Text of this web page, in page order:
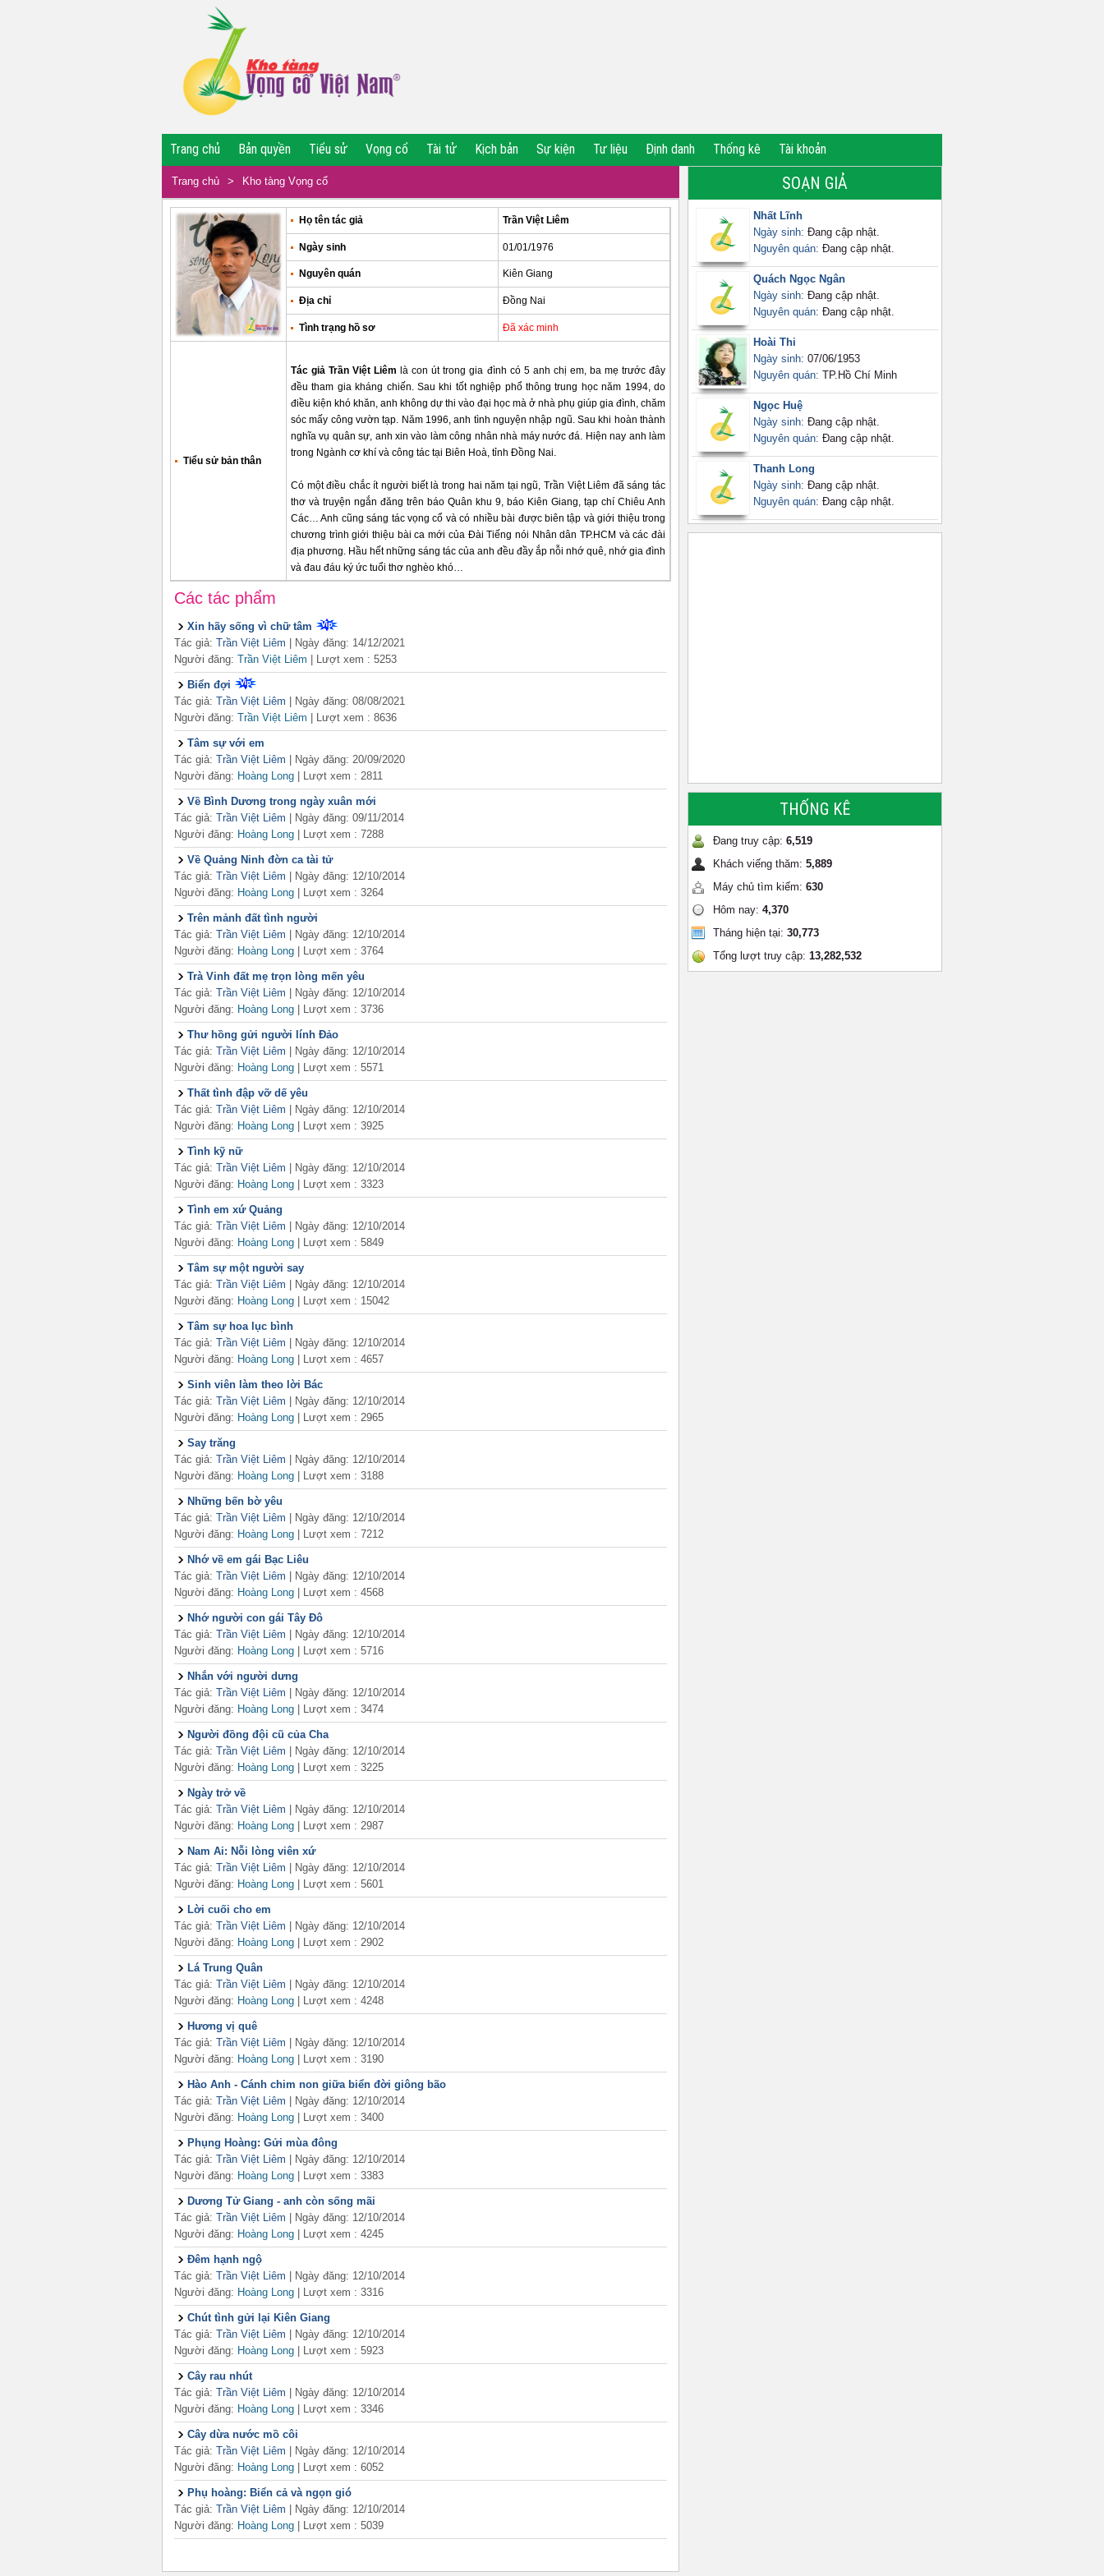
Trang chủ Bản quyền Tiểu sử Vọng cổ Tài tử Kịch bản Sự kiện Tư liệu Định danh Thống kê Tài khoản
Trang chủ > Kho tàng Vọng cổ
Họ tên tác giả Trần Việt Liêm
Ngày sinh 01/01/1976
Nguyên quán Kiên Giang
Địa chỉ Đồng Nai
Tình trạng hồ sơ Đã xác minh
Tiểu sử bản thân
Tác giảTrần Việt Liêm là con út trong gia đình có 5 anh chị em, ba mẹ trước đây
đều tham gia kháng chiến. Sau khi tốt nghiệp phổ thông trung học năm 1994, do
điều kiện khó khăn, anh không dự thi vào đại học mà ở nhà phụ giúp gia đình, chăm
sóc mấy công vườn tạp. Năm 1996, anh tình nguyện nhập ngũ. Sau khi hoàn thành
nghĩa vụ quân sự, anh xin vào làm công nhân nhà máy nước đá. Hiện nay anh làm
trong Ngành cơ khí và công tác tại Biên Hoà, tỉnh Đồng Nai.
Có một điều chắc ít người biết là trong hai năm tại ngũ, Trần Việt Liêm đã sáng tác
thơ và truyện ngắn đăng trên báo Quân khu 9, báo Kiên Giang, tạp chí Chiêu Anh
Các… Anh cũng sáng tác vọng cổ và có nhiều bài được biên tập và giới thiệu trong
chương trình giới thiệu bài ca mới của Đài Tiếng nói Nhân dân TP.HCM và các đài
địa phương. Hầu hết những sáng tác của anh đều đầy ắp nỗi nhớ quê, nhớ gia đình
và đau đáu ký ức tuổi thơ nghèo khó…
Các tác phẩm
Xin hãy sống vì chữ tâm
Tác giả: Trần Việt Liêm | Ngày đăng: 14/12/2021
Người đăng: Trần Việt Liêm Lượt xem : 5253
Biển đợi
Tác giả: Trần Việt Liêm | Ngày đăng: 08/08/2021
Người đăng: Trần Việt Liêm Lượt xem : 8636
Tâm sự với em
Tác giả: Trần Việt Liêm | Ngày đăng: 20/09/2020
Người đăng: Hoàng Long Lượt xem : 2811
Về Bình Dương trong ngày xuân mới
Tác giả: Trần Việt Liêm | Ngày đăng: 09/11/2014
Người đăng: Hoàng Long Lượt xem : 7288
Về Quảng Ninh đờn ca tài tử
Tác giả: Trần Việt Liêm | Ngày đăng: 12/10/2014
Người đăng: Hoàng Long Lượt xem : 3264
Trên mảnh đất tình người
Tác giả: Trần Việt Liêm | Ngày đăng: 12/10/2014
Người đăng: Hoàng Long Lượt xem : 3764
Trà Vinh đất mẹ trọn lòng mến yêu
Tác giả: Trần Việt Liêm | Ngày đăng: 12/10/2014
Người đăng: Hoàng Long Lượt xem : 3736
Thư hồng gửi người lính Đảo
Tác giả: Trần Việt Liêm | Ngày đăng: 12/10/2014
Người đăng: Hoàng Long Lượt xem : 5571
Thất tình đập vỡ dế yêu
Tác giả: Trần Việt Liêm | Ngày đăng: 12/10/2014
Người đăng: Hoàng Long Lượt xem : 3925
Tình kỹ nữ
Tác giả: Trần Việt Liêm | Ngày đăng: 12/10/2014
Người đăng: Hoàng Long Lượt xem : 3323
Tình em xứ Quảng
Tác giả: Trần Việt Liêm | Ngày đăng: 12/10/2014
Người đăng: Hoàng Long Lượt xem : 5849
Tâm sự một người say
Tác giả: Trần Việt Liêm | Ngày đăng: 12/10/2014
Người đăng: Hoàng Long Lượt xem : 15042
Tâm sự hoa lục bình
Tác giả: Trần Việt Liêm | Ngày đăng: 12/10/2014
Người đăng: Hoàng Long Lượt xem : 4657
Sinh viên làm theo lời Bác
Tác giả: Trần Việt Liêm | Ngày đăng: 12/10/2014
Người đăng: Hoàng Long Lượt xem : 2965
Say trăng
Tác giả: Trần Việt Liêm | Ngày đăng: 12/10/2014
Người đăng: Hoàng Long Lượt xem : 3188
Những bến bờ yêu
Tác giả: Trần Việt Liêm | Ngày đăng: 12/10/2014
Người đăng: Hoàng Long Lượt xem : 7212
Nhớ về em gái Bạc Liêu
Tác giả: Trần Việt Liêm | Ngày đăng: 12/10/2014
Người đăng: Hoàng Long Lượt xem : 4568
Nhớ người con gái Tây Đô
Tác giả: Trần Việt Liêm | Ngày đăng: 12/10/2014
Người đăng: Hoàng Long Lượt xem : 5716
Nhắn với người dưng
Tác giả: Trần Việt Liêm | Ngày đăng: 12/10/2014
Người đăng: Hoàng Long Lượt xem : 3474
Người đồng đội cũ của Cha
Tác giả: Trần Việt Liêm | Ngày đăng: 12/10/2014
Người đăng: Hoàng Long Lượt xem : 3225
Ngày trở về
Tác giả: Trần Việt Liêm | Ngày đăng: 12/10/2014
Người đăng: Hoàng Long Lượt xem : 2987
Nam Ai: Nỗi lòng viên xứ
Tác giả: Trần Việt Liêm | Ngày đăng: 12/10/2014
Người đăng: Hoàng Long Lượt xem : 5601
Lời cuối cho em
Tác giả: Trần Việt Liêm | Ngày đăng: 12/10/2014
Người đăng: Hoàng Long Lượt xem : 2902
Lá Trung Quân
Tác giả: Trần Việt Liêm | Ngày đăng: 12/10/2014
Người đăng: Hoàng Long Lượt xem : 4248
Hương vị quê
Tác giả: Trần Việt Liêm | Ngày đăng: 12/10/2014
Người đăng: Hoàng Long Lượt xem : 3190
Hào Anh - Cánh chim non giữa biển đời giông bão
Tác giả: Trần Việt Liêm | Ngày đăng: 12/10/2014
Người đăng: Hoàng Long Lượt xem : 3400
Phụng Hoàng: Gửi mùa đông
Tác giả: Trần Việt Liêm | Ngày đăng: 12/10/2014
Người đăng: Hoàng Long Lượt xem : 3383
Dương Tử Giang - anh còn sống mãi
Tác giả: Trần Việt Liêm | Ngày đăng: 12/10/2014
Người đăng: Hoàng Long Lượt xem : 4245
Đêm hạnh ngộ
Tác giả: Trần Việt Liêm | Ngày đăng: 12/10/2014
Người đăng: Hoàng Long Lượt xem : 3316
Chút tình gửi lại Kiên Giang
Tác giả: Trần Việt Liêm | Ngày đăng: 12/10/2014
Người đăng: Hoàng Long Lượt xem : 5923
Cây rau nhút
Tác giả: Trần Việt Liêm | Ngày đăng: 12/10/2014
Người đăng: Hoàng Long Lượt xem : 3346
Cây dừa nước mồ côi
Tác giả: Trần Việt Liêm | Ngày đăng: 12/10/2014
Người đăng: Hoàng Long Lượt xem : 6052
Phụ hoàng: Biển cả và ngọn gió
Tác giả: Trần Việt Liêm | Ngày đăng: 12/10/2014
Người đăng: Hoàng Long Lượt xem : 5039
SOẠN GIẢ
Nhất Lĩnh
Ngày sinh: Đang cập nhật.
Nguyên quán: Đang cập nhật.
Quách Ngọc Ngân
Ngày sinh: Đang cập nhật.
Nguyên quán: Đang cập nhật.
Hoài Thi
Ngày sinh: 07/06/1953
Nguyên quán: TP.Hồ Chí Minh
Ngọc Huệ
Ngày sinh: Đang cập nhật.
Nguyên quán: Đang cập nhật.
Thanh Long
Ngày sinh: Đang cập nhật.
Nguyên quán: Đang cập nhật.
THỐNG KÊ
Đang truy cập: 6,519
Khách viếng thăm: 5,889
Máy chủ tìm kiếm: 630
Hôm nay: 4,370
Tháng hiện tại: 30,773
Tổng lượt truy cập: 13,282,532